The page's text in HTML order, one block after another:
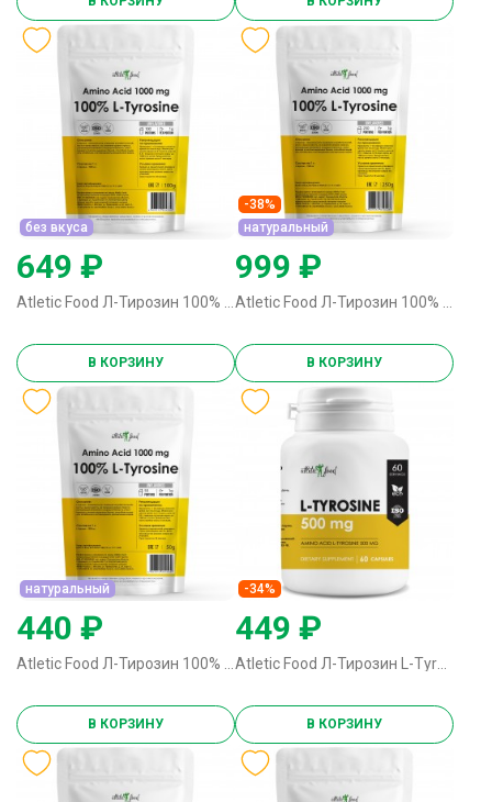
без вкуса
649 ₽
В КОРЗИНУ
-38%
натуральный
999 ₽
В КОРЗИНУ
натуральный
440 ₽
В КОРЗИНУ
-34%
449 ₽
В КОРЗИНУ